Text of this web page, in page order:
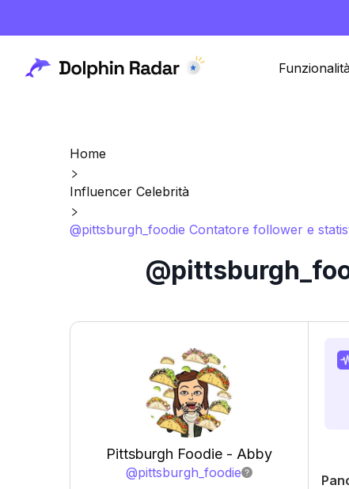
Home
Influencer Celebrità
@pittsburgh_foodie Contatore follower e
Pittsburgh Foodie - Abby
@pittsburgh_foodie